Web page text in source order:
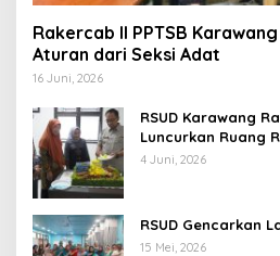
Rakercab II PPTSB
Aturan dari Seksi Adat
16 Juni, 2026
RSUD Karawang
Luncurkan Ruang
Tingkatkan
4 Juni, 2026
RSUD Gencarkan
15 Mei, 2026